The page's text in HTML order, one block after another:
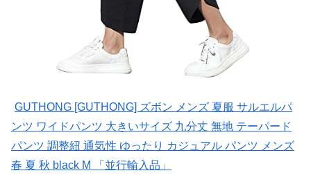
GUTHONG [GUTHONG] ズボン メンズ 夏服 サルエルパ
ンツ ワイドパンツ 大きいサイズ 九分丈 無地 テーパード
パンツ 調整紐 通気性 ゆったり カジュアル パンツ メンズ
春 夏 秋 black M 「並行輸入品」